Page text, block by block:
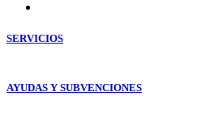
SERVICIOS
AYUDAS Y SUBVENCIONES